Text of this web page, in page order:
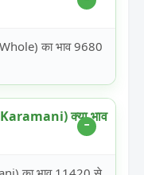
का भाव 9680
क्या भाव